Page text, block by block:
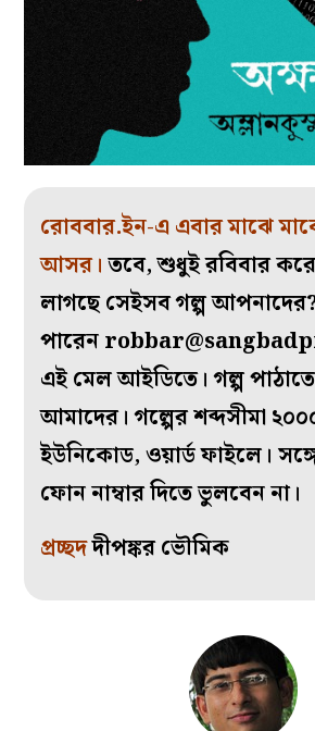
রোববার.ইন-এ এবার মাঝে
আসর।তবে, শুধুই রবিবার
লাগছে সেইসব গল্প
পারেন
এই মেল আইডিতে। গল্প
আমাদের। গল্পের শব্দসীমা
ইউনিকোড, ওয়ার্ড ফাইলে।
ফোন নাম্বার দিতে ভুলবেন না।
প্রচ্ছদদীপঙ্কর ভৌমিক